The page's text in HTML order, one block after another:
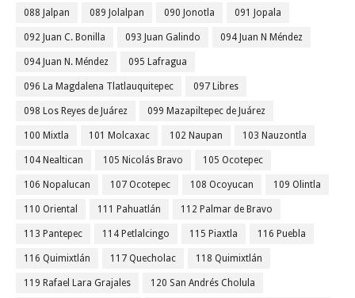
088 Jalpan 089 Jolalpan 090 Jonotla 091 Jopala
092 Juan C. Bonilla 093 Juan Galindo 094 Juan N Méndez
094 Juan N. Méndez 095 Lafragua
096 La Magdalena Tlatlauquitepec 097 Libres
098 Los Reyes de Juárez 099 Mazapiltepec de Juárez
100 Mixtla 101 Molcaxac 102 Naupan 103 Nauzontla
104 Nealtican 105 Nicolás Bravo 105 Ocotepec
106 Nopalucan 107 Ocotepec 108 Ocoyucan 109 Olintla
110 Oriental 111 Pahuatlán 112 Palmar de Bravo
113 Pantepec 114 Petlalcingo 115 Piaxtla 116 Puebla
116 Quimixtlán 117 Quecholac 118 Quimixtlán
119 Rafael Lara Grajales 120 San Andrés Cholula